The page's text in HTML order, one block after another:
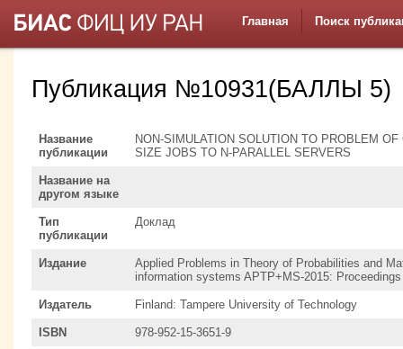
Главная Поиск
Публикация №10931(БАЛЛЫ 5)
Название
публикации
NON-SIMULATION SOLUTION TO PROBLEM
SIZE JOBS TO N-PARALLEL SERVERS
Название на
другом языке
Тип
публикации
Доклад
Издание
Applied Problems in Theory of Probabilities and
information systems APTP+MS-2015:
Издатель Finland: Tampere University of Technology
ISBN 978-952-15-3651-9